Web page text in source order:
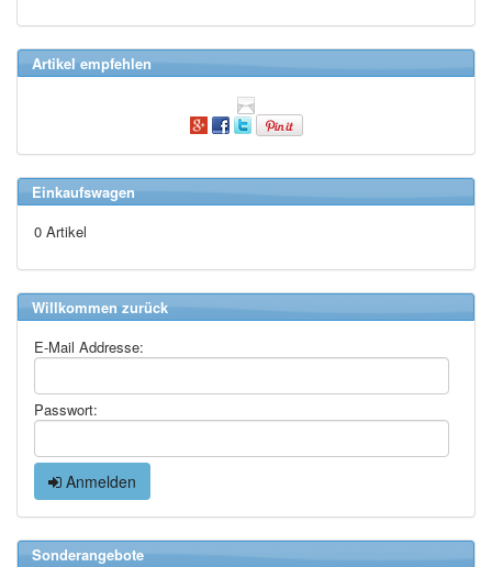
Artikel empfehlen
Einkaufswagen
0 Artikel
Willkommen zurück
E-Mail Addresse:
Passwort:
Anmelden
Sonderangebote